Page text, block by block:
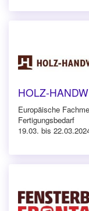
HOLZ-
Europäische
Fertigungsbedarf
19.03. bis